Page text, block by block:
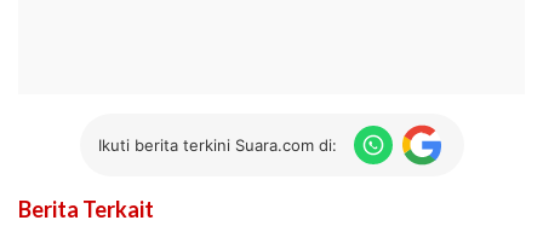
Ikuti berita terkini Suara.com di:
Berita Terkait